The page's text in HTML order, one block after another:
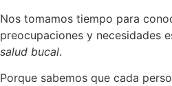
Nos tomamos tiempo para
preocupaciones y necesidades
salud bucal.
Porque sabemos que cada